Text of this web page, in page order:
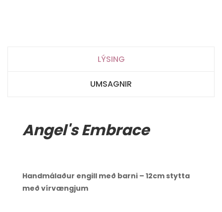
LÝSING
UMSAGNIR
Angel's Embrace
Handmálaður engill með barni – 12cm stytta
með vírvængjum